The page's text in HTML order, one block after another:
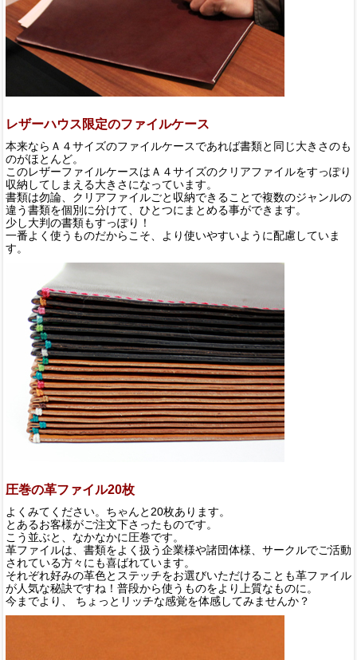
レザーハウス限定のファイルケース
本来ならＡ４サイズのファイルケースであれば書類と同じ大きさのも
のがほとんど。
このレザーファイルケースはＡ４サイズのクリアファイルをすっぽり
収納してしまえる大きさになっています。
書類は勿論、クリアファイルごと収納できることで複数のジャンルの
違う書類を個別に分けて、ひとつにまとめる事ができます。
少し大判の書類もすっぽり！
一番よく使うものだからこそ、より使いやすいように配慮していま
す。
圧巻の革ファイル20枚
よくみてください。ちゃんと20枚あります。
とあるお客様がご注文下さったものです。
こう並ぶと、なかなかに圧巻です。
革ファイルは、書類をよく扱う企業様や諸団体様、サークルでご活動
されている方々にも喜ばれています。
それぞれ好みの革色とステッチをお選びいただけることも革ファイル
が人気な秘訣ですね！普段から使うものをより上質なものに。
今までより、 ちょっとリッチな感覚を体感してみませんか？